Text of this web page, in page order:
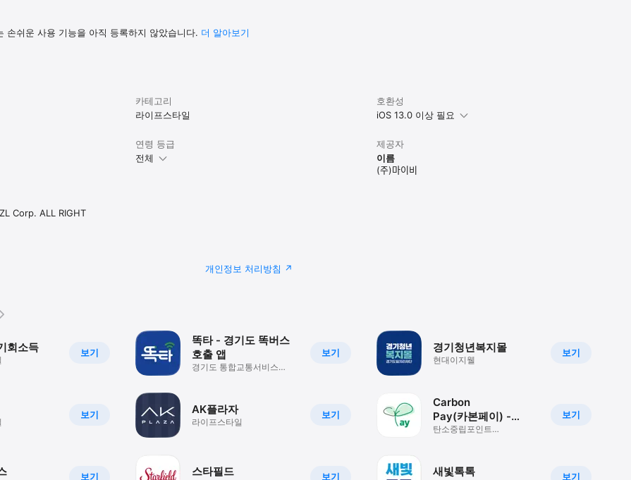
손쉬운 사용 기능을 아직 등록하지 않았습니다. 더 알아보기
카테고리
라이프스타일
호환성
iOS 13.0 이상 필요
연령 등급
전체
제공자
이름
(주)마이비
Corp. ALL RIGHT
개인정보 처리방침
보기
회소득
보기
보기
보기
똑타 - 경기도 똑버스
호출 앱
경기도 통합교통서비스
보기
AK플라자
라이프스타일
보기
스타필드
보기
경기청년복지몰
현대이지웰
보기
Carbon
Pay(카본페이) -
탄소중립포인트
탄소중립포인트
보기
새빛톡톡